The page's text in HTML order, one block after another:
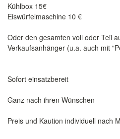
Kühlbox 15€
Eiswürfelmaschine 10 €
Oder den gesamten voll oder Teil
Verkaufsanhänger (u.a. auch mit
Sofort einsatzbereit
Ganz nach ihren Wünschen
Preis und Kaution individuell nach